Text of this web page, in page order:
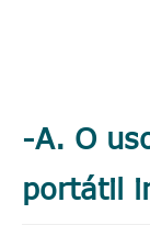
-A. O
portátil